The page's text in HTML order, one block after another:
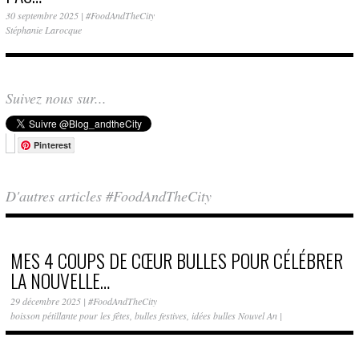
30 septembre 2025 | #FoodAndTheCity
Stéphanie Larocque
Suivez nous sur...
Pinterest
D'autres articles #FoodAndTheCity
MES 4 COUPS DE CŒUR BULLES POUR CÉLÉBRER
LA NOUVELLE…
29 décembre 2025 | #FoodAndTheCity
boisson pétillante pour les fêtes, bulles festives, idées bulles Nouvel An |